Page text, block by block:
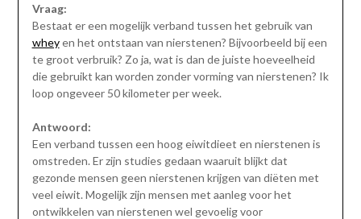
Vraag:
Bestaat er een mogelijk verband tussen het gebruik van
wheyen het ontstaan van nierstenen? Bijvoorbeeld bij een
te groot verbruik? Zo ja, wat is dan de juiste hoeveelheid
die gebruikt kan worden zonder vorming van nierstenen? Ik
loop ongeveer 50 kilometer per week.
Antwoord:
Een verband tussen een hoog eiwitdieet en nierstenen is
omstreden. Er zijn studies gedaan waaruit blijkt dat
gezonde mensen geen nierstenen krijgen van diëten met
veel eiwit. Mogelijk zijn mensen met aanleg voor het
ontwikkelen van nierstenen wel gevoelig voor